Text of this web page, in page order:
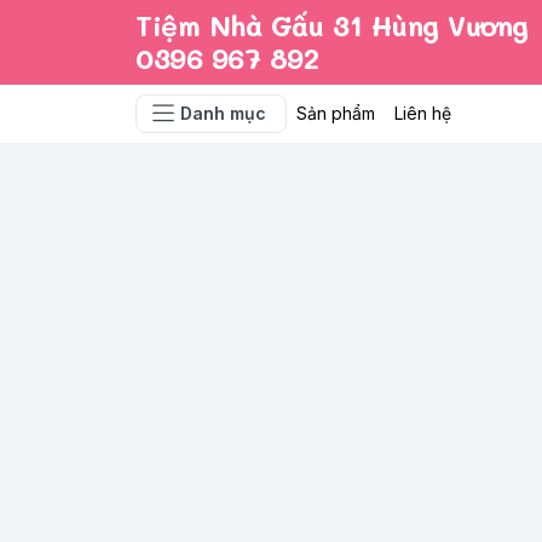
Tiệm Nhà Gấu 31 Hùng Vương
0396 967 892
Danh mục Sản phẩm Liên hệ